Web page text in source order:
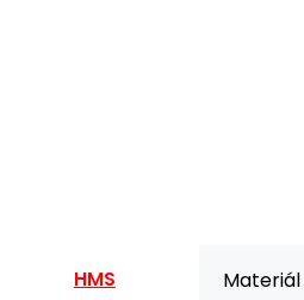
HMS
Materiál